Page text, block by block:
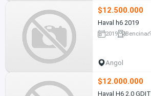
$12.500.000
Haval h6 2019
2019 Bencina
Angol
$12.000.000
Haval H6 2.0 GDIT